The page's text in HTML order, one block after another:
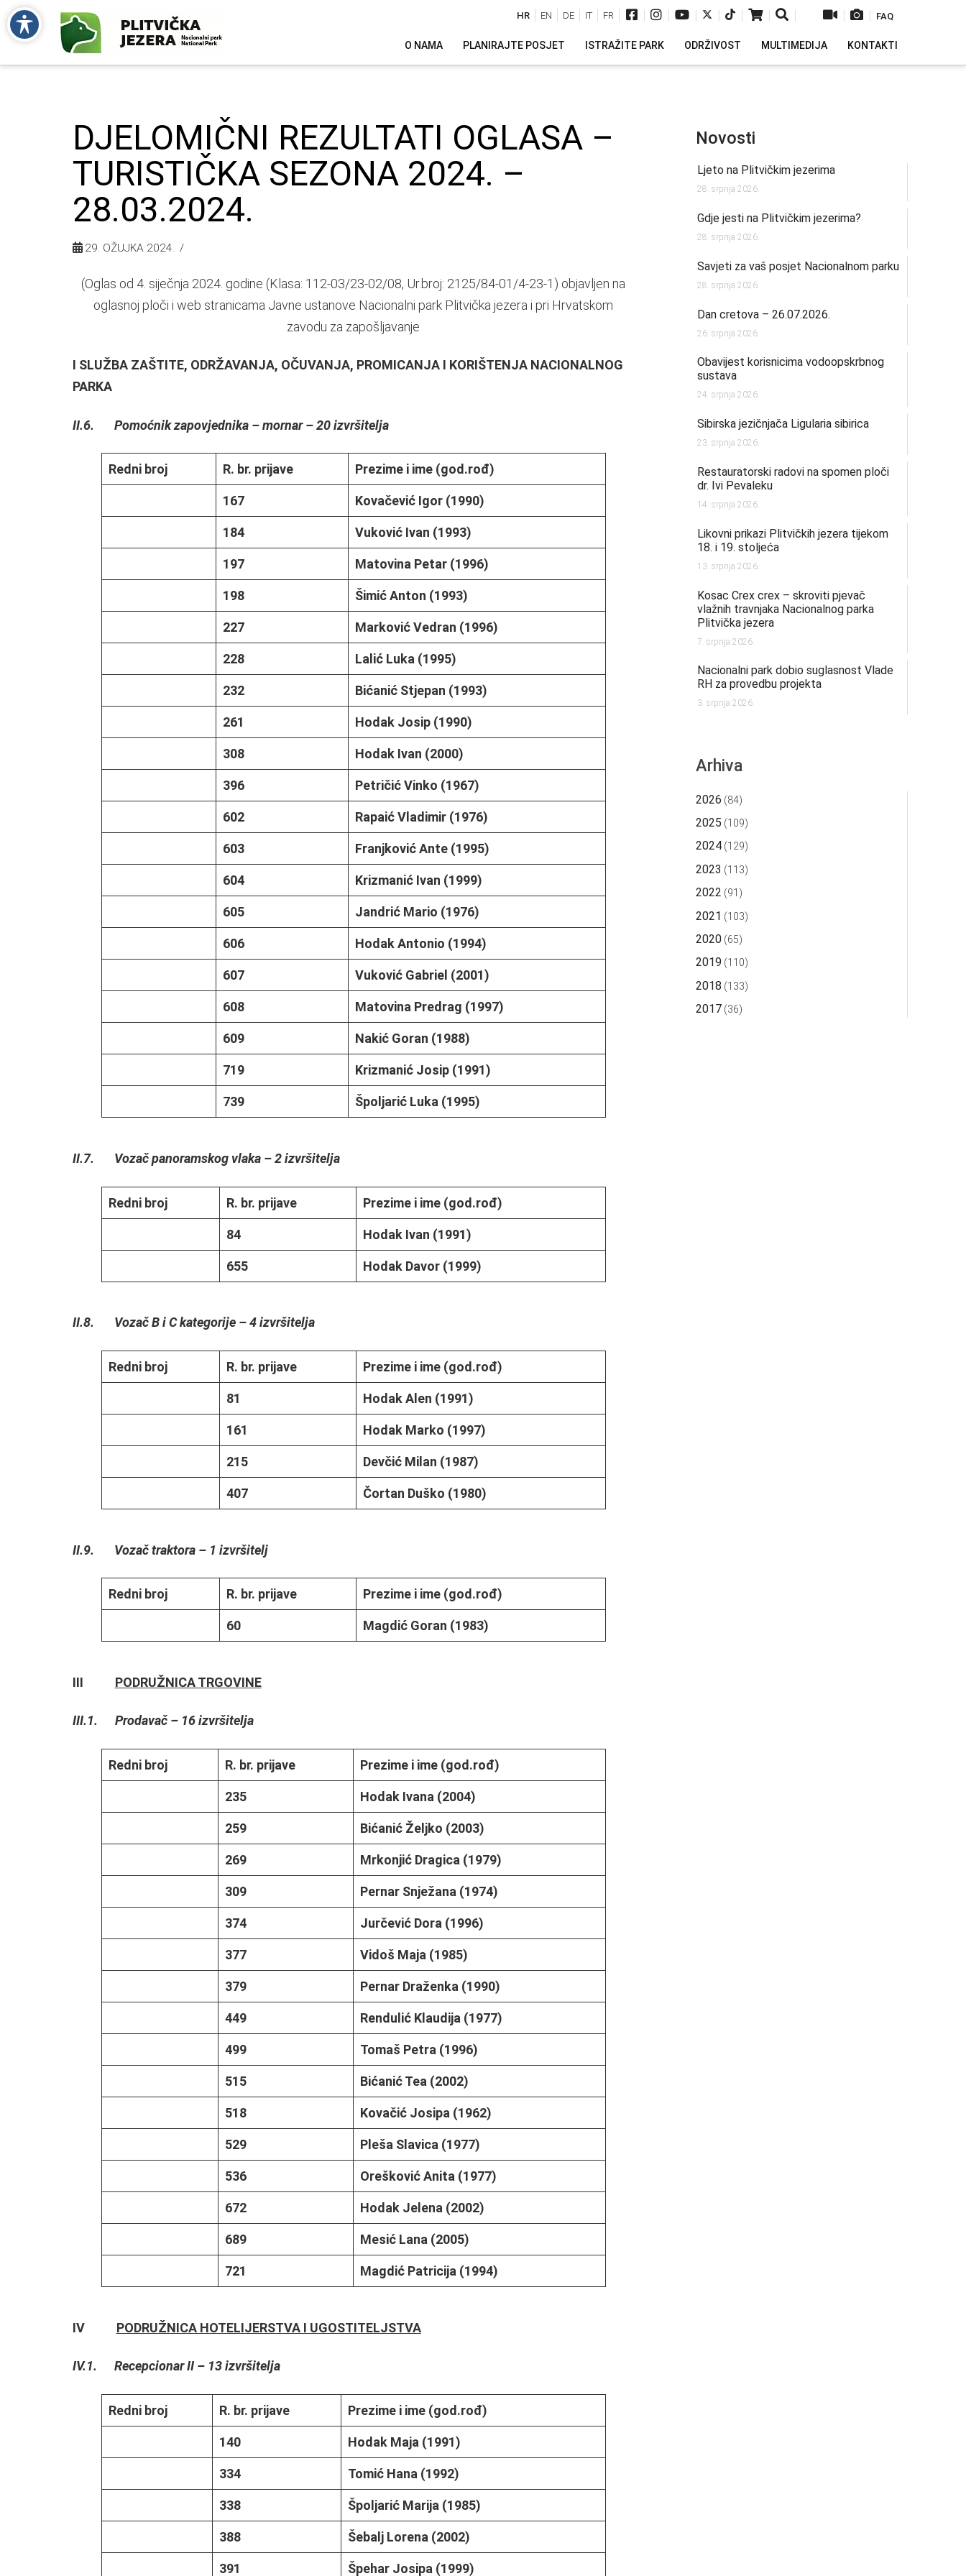
| | | | | | | | | FAQ
HR EN DE IT FR
O NAMA PLANIRAJTE POSJET ISTRAŽITE PARK ODRŽIVOST MULTIMEDIJA KONTAKTI
DJELOMIČNI REZULTATI OGLASA –
TURISTIČKA SEZONA 2024. –
28.03.2024.
29. OŽUJKA 2024.
(Oglas od 4. siječnja 2024. godine (Klasa: 112-03/23-02/08, Ur.broj: 2125/84-01/4-23-1) objavljen na
oglasnoj ploči i web stranicama Javne ustanove Nacionalni park Plitvička jezera i pri Hrvatskom
zavodu za zapošljavanje
I SLUŽBA ZAŠTITE, ODRŽAVANJA, OČUVANJA, PROMICANJA I KORIŠTENJA NACIONALNOG
PARKA
II.6. Pomoćnik zapovjednika – mornar – 20 izvršitelja
Redni broj R. br. prijave Prezime i ime (god.rođ)
167 Kovačević Igor (1990)
184 Vuković Ivan (1993)
197 Matovina Petar (1996)
198 Šimić Anton (1993)
227 Marković Vedran (1996)
228 Lalić Luka (1995)
232 Bićanić Stjepan (1993)
261 Hodak Josip (1990)
308 Hodak Ivan (2000)
396 Petričić Vinko (1967)
602 Rapaić Vladimir (1976)
603 Franjković Ante (1995)
604 Krizmanić Ivan (1999)
605 Jandrić Mario (1976)
606 Hodak Antonio (1994)
607 Vuković Gabriel (2001)
608 Matovina Predrag (1997)
609 Nakić Goran (1988)
719 Krizmanić Josip (1991)
739 Špoljarić Luka (1995)
II.7. Vozač panoramskog vlaka – 2 izvršitelja
Redni broj R. br. prijave Prezime i ime (god.rođ)
84 Hodak Ivan (1991)
655 Hodak Davor (1999)
II.8. Vozač B i C kategorije – 4 izvršitelja
Redni broj R. br. prijave Prezime i ime (god.rođ)
81 Hodak Alen (1991)
161 Hodak Marko (1997)
215 Devčić Milan (1987)
407 Čortan Duško (1980)
II.9. Vozač traktora – 1 izvršitelj
Redni broj R. br. prijave Prezime i ime (god.rođ)
60 Magdić Goran (1983)
III PODRUŽNICA TRGOVINE
III.1. Prodavač – 16 izvršitelja
Redni broj R. br. prijave Prezime i ime (god.rođ)
235 Hodak Ivana (2004)
259 Bićanić Željko (2003)
269 Mrkonjić Dragica (1979)
309 Pernar Snježana (1974)
374 Jurčević Dora (1996)
377 Vidoš Maja (1985)
379 Pernar Draženka (1990)
449 Rendulić Klaudija (1977)
499 Tomaš Petra (1996)
515 Bićanić Tea (2002)
518 Kovačić Josipa (1962)
529 Pleša Slavica (1977)
536 Orešković Anita (1977)
672 Hodak Jelena (2002)
689 Mesić Lana (2005)
721 Magdić Patricija (1994)
IV PODRUŽNICA HOTELIJERSTVA I UGOSTITELJSTVA
IV.1. Recepcionar II – 13 izvršitelja
Redni broj R. br. prijave Prezime i ime (god.rođ)
140 Hodak Maja (1991)
334 Tomić Hana (1992)
338 Špoljarić Marija (1985)
388 Šebalj Lorena (2002)
391 Špehar Josipa (1999)
Novosti
Ljeto na Plitvičkim jezerima
28. srpnja 2026.
Gdje jesti na Plitvičkim jezerima?
28. srpnja 2026.
Savjeti za vaš posjet Nacionalnom parku
28. srpnja 2026.
Dan cretova – 26.07.2026.
26. srpnja 2026.
Obavijest korisnicima vodoopskrbnog
sustava
24. srpnja 2026.
Sibirska jezičnjača Ligularia sibirica
23. srpnja 2026.
Restauratorski radovi na spomen ploči
dr. Ivi Pevaleku
14. srpnja 2026.
Likovni prikazi Plitvičkih jezera tijekom
18. i 19. stoljeća
13. srpnja 2026.
Kosac Crex crex – skroviti pjevač
vlažnih travnjaka Nacionalnog parka
Plitvička jezera
7. srpnja 2026.
Nacionalni park dobio suglasnost Vlade
RH za provedbu projekta
3. srpnja 2026.
Arhiva
2026 (84)
2025 (109)
2024 (129)
2023 (113)
2022 (91)
2021 (103)
2020 (65)
2019 (110)
2018 (133)
2017 (36)